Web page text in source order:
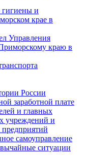
и
крае в
Управления
краю в
России
заработной плате
и главных
учреждений и
самоуправление
ситуации